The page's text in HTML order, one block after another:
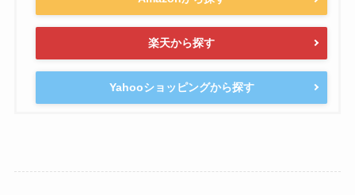
楽天から探す
Yahooショッピングから探す